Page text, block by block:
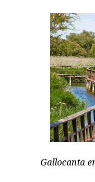
Gallocanta